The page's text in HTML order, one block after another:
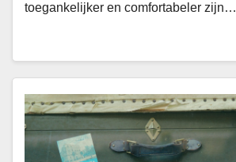
toegankelijker en comfortabeler zijn…